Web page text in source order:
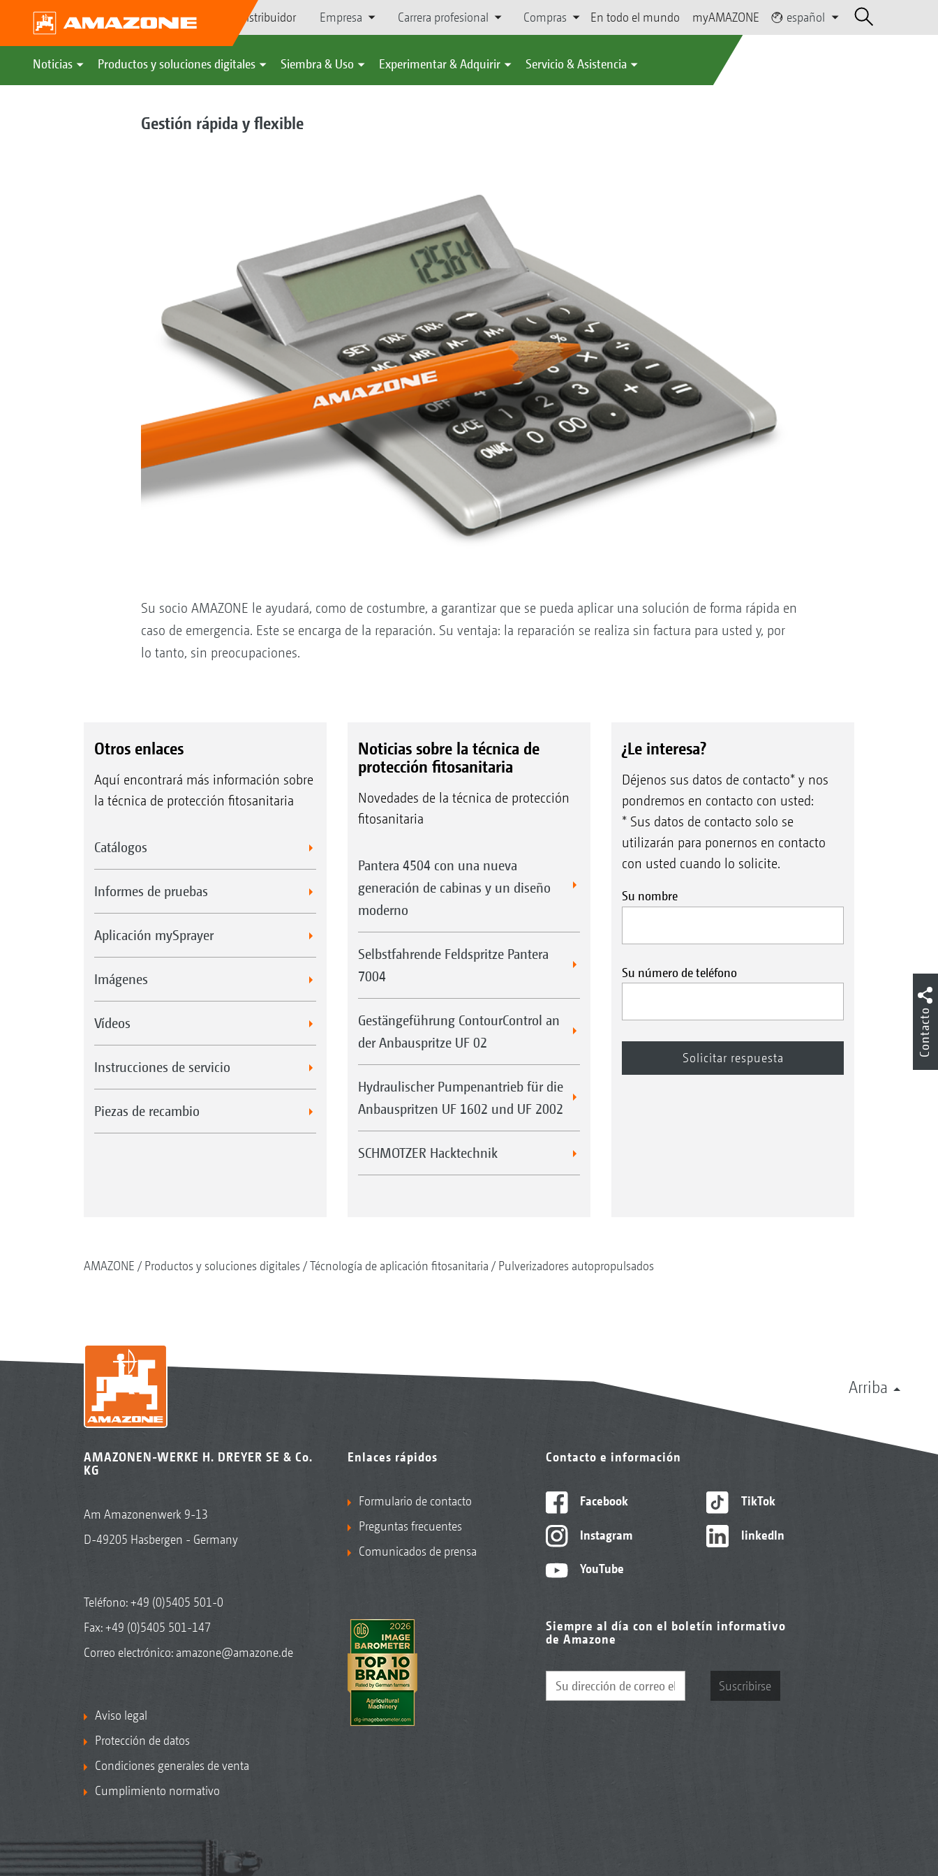
Búsqueda de distribuidor Empresa Carrera profesional Compras En todo el mundo myAMAZONE español
Noticias Productos y soluciones digitales Siembra & Uso Experimentar & Adquirir Servicio & Asistencia
Gestión rápida y flexible
Su socio AMAZONE le ayudará, como de costumbre, a garantizar que se pueda aplicar una solución de forma rápida en
caso de emergencia. Este se encarga de la reparación. Su ventaja: la reparación se realiza sin factura para usted y, por
lo tanto, sin preocupaciones.
Otros enlaces
Aquí encontrará más información sobre
la técnica de protección fitosanitaria
Catálogos
Informes de pruebas
Aplicación mySprayer
Imágenes
Vídeos
Instrucciones de servicio
Piezas de recambio
Noticias sobre la técnica de
protección fitosanitaria
Novedades de la técnica de protección
fitosanitaria
Pantera 4504 con una nueva
generación de cabinas y un diseño
moderno
Selbstfahrende Feldspritze Pantera
7004
Gestängeführung ContourControl an
der Anbauspritze UF 02
Hydraulischer Pumpenantrieb für die
Anbauspritzen UF 1602 und UF 2002
SCHMOTZER Hacktechnik
¿Le interesa?
Déjenos sus datos de contacto* y nos
pondremos en contacto con usted:
* Sus datos de contacto solo se
utilizarán para ponernos en contacto
con usted cuando lo solicite.
Su nombre
Su número de teléfono
AMAZONE Productos y soluciones digitales Técnología de aplicación fitosanitaria Pulverizadores autopropulsados
Arriba
AMAZONEN-WERKE H. DREYER SE & Co.
KG
Am Amazonenwerk 9-13
D-49205 Hasbergen - Germany
Teléfono:+49 (0)5405 501-0
Fax: +49 (0)5405 501-147
Correo electrónico: amazone@amazone.de
Aviso legal
Protección de datos
Condiciones generales de venta
Cumplimiento normativo
Enlaces rápidos
Formulario de contacto
Preguntas frecuentes
Comunicados de prensa
Contacto e información
Facebook
Instagram
YouTube
TikTok
linkedIn
Siempre al día con el boletín informativo
de Amazone
Suscribirse
Contacto